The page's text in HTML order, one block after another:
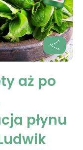
aż po
płynu